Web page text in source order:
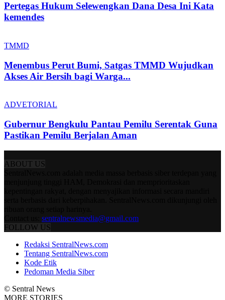
Pertegas Hukum Selewengkan Dana Desa Ini Kata
kemendes
TMMD
Menembus Perut Bumi, Satgas TMMD Wujudkan
Akses Air Bersih bagi Warga...
ADVETORIAL
Gubernur Bengkulu Pantau Pemilu Serentak Guna
Pastikan Pemilu Berjalan Aman
ABOUT US
sentralnewsmedia@gmail.com
FOLLOW US
Redaksi SentralNews.com
Tentang SentralNews.com
Kode Etik
Pedoman Media Siber
© Sentral News
MORE STORIES